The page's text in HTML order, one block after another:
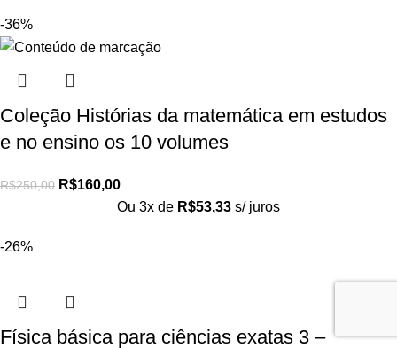
-36%
Coleção Histórias da matemática em estudos
e no ensino os 10 volumes
R$250,00 R$160,00
Ou 3x de R$53,33 s/ juros
-26%
Física básica para ciências exatas 3 –